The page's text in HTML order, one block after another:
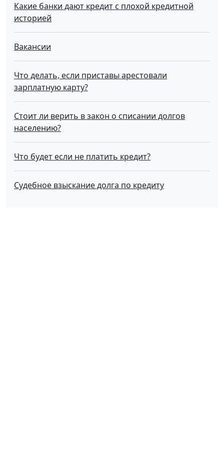
Какие банки дают кредит с плохой кредитной
историей
Вакансии
Что делать, если приставы арестовали
зарплатную карту?
Стоит ли верить в закон о списании долгов
населению?
Что будет если не платить кредит?
Судебное взыскание долга по кредиту